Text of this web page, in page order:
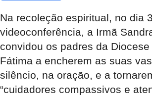
Na recoleção espiritual, no dia
videoconferência, a Irmã
convidou os padres da
Fátima a encherem as suas
silêncio, na oração, e a
“cuidadores compassivos e